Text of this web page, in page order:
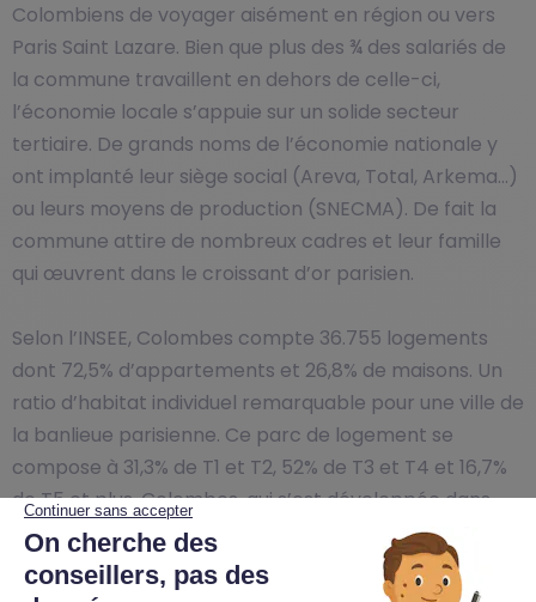
Colombiens de voyager aisément en région ou vers
Paris Saint Lazare. Bien que plus des ¾ des salariés de
la commune travaillent en dehors de celle-ci,
l’économie locale s’appuie sur un solide secteur
tertiaire. De grands noms de l’économie nationale y
ont implanté leur siège social (Areva, Total, Arkema…)
ou leurs moyens de production (SNECMA). De fait la
commune attire de nombreux cadres et leur famille
qui œuvrent dans le croissant d’or parisien.
Selon l’INSEE, Colombes compte 36.755 logements
dont 72,5% d’appartements et 26,8% de maisons. Un
ratio d’habitat individuel remarquable pour une ville de
la banlieue parisienne. Ce parc de logement se
compose à 31,3% de T1 et T2, 52% de T3 et T4 et 16,7%
de T5 et plus. Colombes, qui s’est développée dans
une boucle de la Seine, compte aujourd’hui quatre
quartiers. Si on y trouve un habitat début 20ème siècle